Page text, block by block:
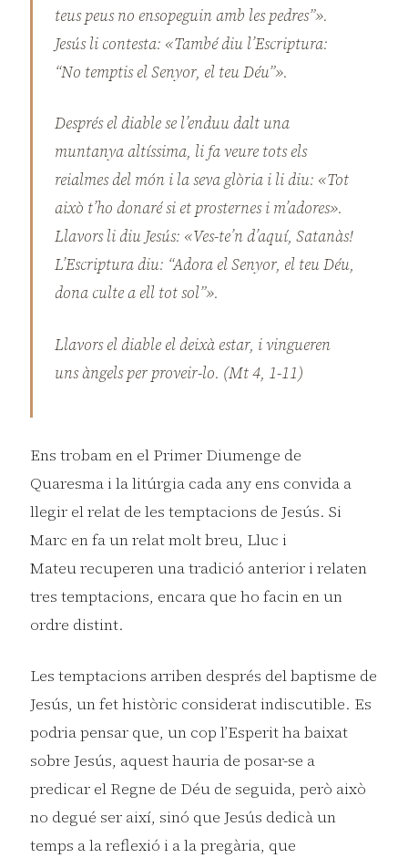
teus peus no ensopeguin amb les pedres”».
Jesús li contesta: «També diu l’Escriptura:
“No temptis el Senyor, el teu Déu”».
Després el diable se l’enduu dalt una
muntanya altíssima, li fa veure tots els
reialmes del món i la seva glòria i li diu: «Tot
això t’ho donaré si et prosternes i m’adores».
Llavors li diu Jesús: «Ves-te’n d’aquí, Satanàs!
L’Escriptura diu: “Adora el Senyor, el teu Déu,
dona culte a ell tot sol”».
Llavors el diable el deixà estar, i vingueren
uns àngels per proveir-lo. (Mt 4, 1-11)
Ens trobam en el Primer Diumenge de
Quaresma i la litúrgia cada any ens convida a
llegir el relat de les temptacions de Jesús. Si
Marc en fa un relat molt breu, Lluc i
Mateu recuperen una tradició anterior i relaten
tres temptacions, encara que ho facin en un
ordre distint.
Les temptacions arriben després del baptisme de
Jesús, un fet històric considerat indiscutible. Es
podria pensar que, un cop l’Esperit ha baixat
sobre Jesús, aquest hauria de posar-se a
predicar el Regne de Déu de seguida, però això
no degué ser així, sinó que Jesús dedicà un
temps a la reflexió i a la pregària, que